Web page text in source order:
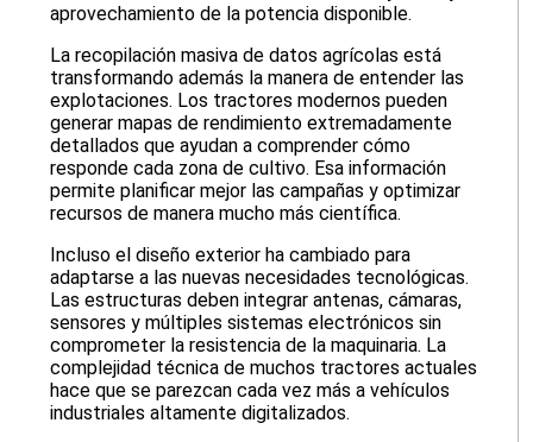
aprovechamiento de la potencia disponible.
La recopilación masiva de datos agrícolas está
transformando además la manera de entender las
explotaciones. Los tractores modernos pueden
generar mapas de rendimiento extremadamente
detallados que ayudan a comprender cómo
responde cada zona de cultivo. Esa información
permite planificar mejor las campañas y optimizar
recursos de manera mucho más científica.
Incluso el diseño exterior ha cambiado para
adaptarse a las nuevas necesidades tecnológicas.
Las estructuras deben integrar antenas, cámaras,
sensores y múltiples sistemas electrónicos sin
comprometer la resistencia de la maquinaria. La
complejidad técnica de muchos tractores actuales
hace que se parezcan cada vez más a vehículos
industriales altamente digitalizados.